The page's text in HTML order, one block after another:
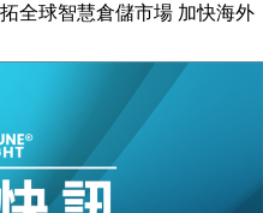
全球智慧倉儲市場 加快海外
萬元 斥21億翻新香港及
球場活動前 男子攜槍彈被捕
至51 企業擴張放慢兼縮減人